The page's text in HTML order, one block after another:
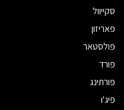
סקייוול
פאריזון
פולסטאר
פורד
פורתינג
פיג'ו